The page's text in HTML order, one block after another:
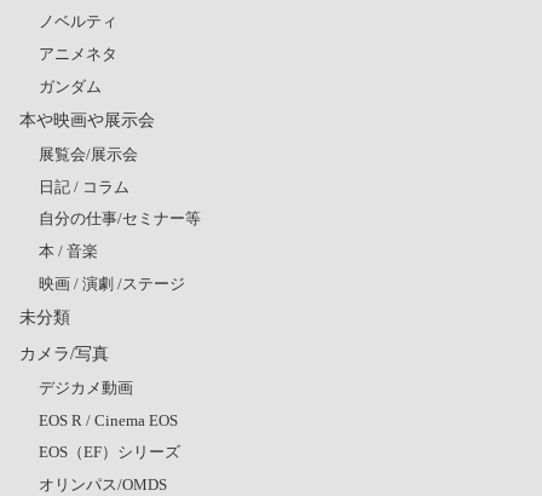
ノベルティ
アニメネタ
ガンダム
本や映画や展示会
展覧会/展示会
日記 / コラム
自分の仕事/セミナー等
本 / 音楽
映画 / 演劇 /ステージ
未分類
カメラ/写真
デジカメ動画
EOS R / Cinema EOS
EOS（EF）シリーズ
オリンパス/OMDS